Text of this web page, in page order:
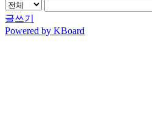
글쓰기
Powered by KBoard